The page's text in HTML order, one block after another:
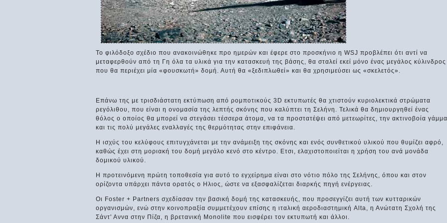
Το φιλόδοξο σχέδιο που ανακοινώθηκε προ ημερών και έφερε στο προσκήνιο η WSJ προβλέπει ότι αντί να
μεταφερθούν από τη Γη όλα τα υλικά για την κατασκευή της βάσης, θα σταλεί εκεί μόνο ένας μεγάλος κύλινδρος
που θα περιέχει μία «φουσκωτή» δομή. Αυτή θα «ξεδιπλωθεί» και θα χρησιμεύσει ως «σκελετός».
Επάνω της με τρισδιάστατη εκτύπωση από ρομποτικούς 3D εκτυπωτές θα χτιστούν κυριολεκτικά στρώματα
ρεγόλιθου, που είναι η ονομασία της λεπτής σκόνης που καλύπτει τη Σελήνη. Τελικά θα δημιουργηθεί ένας
θόλος ο οποίος θα μπορεί να στεγάσει τέσσερα άτομα, να τα προστατέψει από μετεωρίτες, την ακτινοβοία γάμμα
και τις πολύ μεγάλες εναλλαγές της θερμότητας στην επιφάνεια.
Η ισχύς του κελύφους επιτυγχάνεται με την ανάμειξη της σκόνης και ενός συνθετικού υλικού που θυμίζει αφρό,
καθώς έχει στη μοριακή του δομή μεγάλο κενό στο κέντρο. Ετσι, ελαχιστοποιείται η χρήση του ανά μονάδα
δομικού υλικού.
Η προτεινόμενη πρώτη τοποθεσία για αυτό το εγχείρημα είναι στο νότιο πόλο της Σελήνης, όπου και στον
ορίζοντα υπάρχει πάντα ορατός ο Ηλιος, ώστε να εξασφαλίζεται διαρκής πηγή ενέργειας.
Οι Foster + Partners σχεδίασαν την βασική δομή της κατασκευής, που προσεγγίζει αυτή των κυτταρικών
οργανισμών, ενώ στην κοινοπραξία συμμετέχουν επίσης η ιταλική αεροδιαστημική Alta, η Ανώτατη Σχολή της
Σάντ' Αννα στην Πίζα, η βρετανική Monolite που εισφέρει τον εκτυπωτή και άλλοι.